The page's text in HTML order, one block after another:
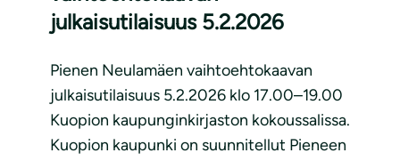
julkaisutilaisuus 5.2.2026
Pienen Neulamäen vaihtoehtokaavan
julkaisutilaisuus 5.2.2026 klo 17.00–19.00
Kuopion kaupunginkirjaston kokoussalissa.
Kuopion kaupunki on suunnitellut Pieneen